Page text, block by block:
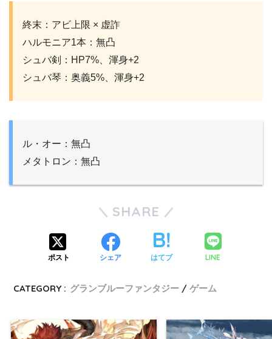
終末：アビ上限 × 虚詐
ハルモニア1本：無凸
シュバ剣：HP7%、渾身+2
シュバ琴：奥義5%、渾身+2
ル・オー：無凸
メタトロン：無凸
SHARE
ポスト シェア はてブ LINE
CATEGORY : グランブルーファンタジー ゲーム